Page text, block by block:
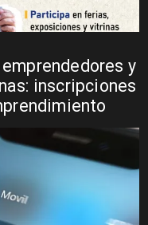
y
inscripciones